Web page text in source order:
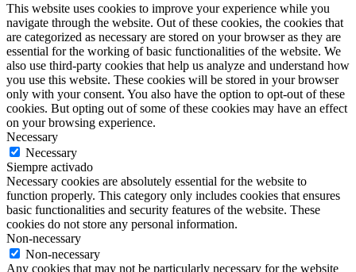
This website uses cookies to improve your experience while you
navigate through the website. Out of these cookies, the cookies that
are categorized as necessary are stored on your browser as they are
essential for the working of basic functionalities of the website. We
also use third-party cookies that help us analyze and understand how
you use this website. These cookies will be stored in your browser
only with your consent. You also have the option to opt-out of these
cookies. But opting out of some of these cookies may have an effect
on your browsing experience.
Necessary
Necessary
Siempre activado
Necessary cookies are absolutely essential for the website to
function properly. This category only includes cookies that ensures
basic functionalities and security features of the website. These
cookies do not store any personal information.
Non-necessary
Non-necessary
Any cookies that may not be particularly necessary for the website